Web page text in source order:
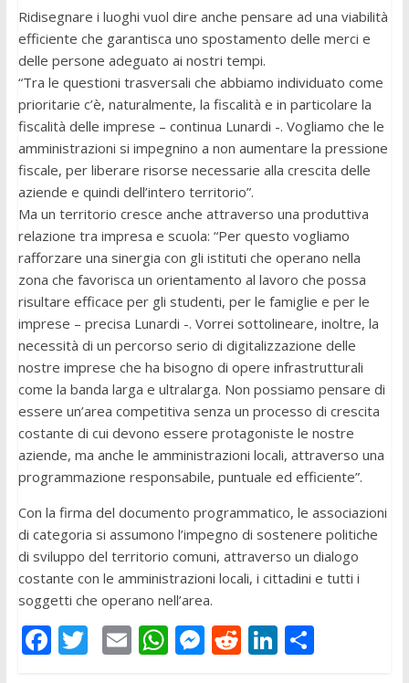
Ridisegnare i luoghi vuol dire anche pensare ad una viabilità
efficiente che garantisca uno spostamento delle merci e
delle persone adeguato ai nostri tempi.
“Tra le questioni trasversali che abbiamo individuato come
prioritarie c’è, naturalmente, la fiscalità e in particolare la
fiscalità delle imprese – continua Lunardi -. Vogliamo che le
amministrazioni si impegnino a non aumentare la pressione
fiscale, per liberare risorse necessarie alla crescita delle
aziende e quindi dell’intero territorio”.
Ma un territorio cresce anche attraverso una produttiva
relazione tra impresa e scuola: “Per questo vogliamo
rafforzare una sinergia con gli istituti che operano nella
zona che favorisca un orientamento al lavoro che possa
risultare efficace per gli studenti, per le famiglie e per le
imprese – precisa Lunardi -. Vorrei sottolineare, inoltre, la
necessità di un percorso serio di digitalizzazione delle
nostre imprese che ha bisogno di opere infrastrutturali
come la banda larga e ultralarga. Non possiamo pensare di
essere un’area competitiva senza un processo di crescita
costante di cui devono essere protagoniste le nostre
aziende, ma anche le amministrazioni locali, attraverso una
programmazione responsabile, puntuale ed efficiente”.
Con la firma del documento programmatico, le associazioni
di categoria si assumono l’impegno di sostenere politiche
di sviluppo del territorio comuni, attraverso un dialogo
costante con le amministrazioni locali, i cittadini e tutti i
soggetti che operano nell’area.
F T E W M R Li C